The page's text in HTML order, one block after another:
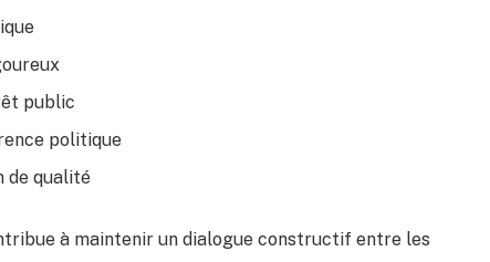
public
politique
de qualité
à maintenir un dialogue constructif entre les